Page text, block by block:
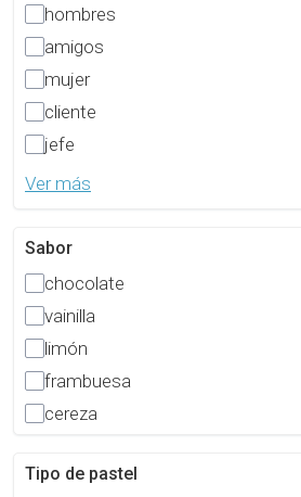
hombres
amigos
mujer
cliente
jefe
Ver más
Sabor
chocolate
vainilla
limón
frambuesa
cereza
Tipo de pastel